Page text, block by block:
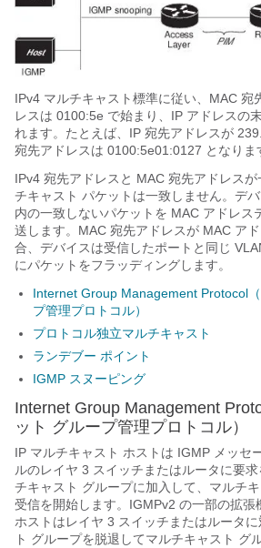
IPv4 マルチキャスト標準に従い、MAC 宛
レスは 0100:5e で始まり、IP アドレスの
れます。たとえば、IP 宛先アドレスが
宛先アドレスは 0100:5e01:0127 となりま
IPv4 宛先アドレスと MAC 宛先アドレス
チキャスト パケットは一致しません。デ
内の一致しないパケットを MAC アドレス
送します。MAC 宛先アドレスが MAC ア
合、デバイスは受信したポートと同じ
にパケットをフラッディングします。
Internet Group Management Protocol
プ管理プロトコル）
プロトコル独立マルチキャスト
ランデブー ポイント
IGMP スヌーピング
Internet Group Management
ット グループ管理プロトコル）
IP マルチキャスト ホストは IGMP メッセ
ルのレイヤ 3 スイッチまたはルータに要
チキャスト グループに加入して、マルチ
受信を開始します。IGMPv2 の一部の拡張
ホストはレイヤ 3 スイッチまたはルータ
ト グループを脱退してマルチキャスト グ